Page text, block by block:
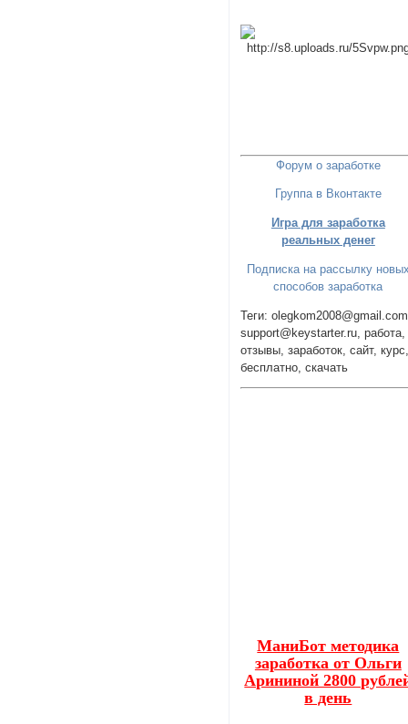
Форум о заработке
Группа в Вконтакте
Игра для заработка
реальных денег
Подписка на рассылку
способов заработка
Теги:
support@keystarter.ru, работа,
отзывы, заработок, сайт,
бесплатно, скачать
МаниБот методика
заработка от Ольги
Арининой 2800
в день